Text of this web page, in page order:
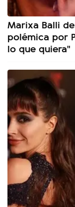
Marixa Balli
polémica por
lo que quiera"